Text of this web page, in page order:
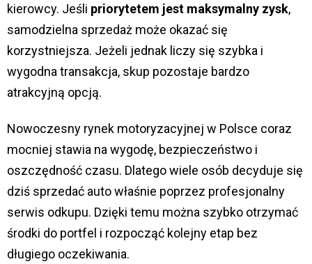
kierowcy. Jeśli priorytetem jest maksymalny zysk,
samodzielna sprzedaż może okazać się
korzystniejsza. Jeżeli jednak liczy się szybka i
wygodna transakcja, skup pozostaje bardzo
atrakcyjną opcją.
Nowoczesny rynek motoryzacyjnej w Polsce coraz
mocniej stawia na wygodę, bezpieczeństwo i
oszczędność czasu. Dlatego wiele osób decyduje się
dziś sprzedać auto właśnie poprzez profesjonalny
serwis odkupu. Dzięki temu można szybko otrzymać
środki do portfel i rozpocząć kolejny etap bez
długiego oczekiwania.